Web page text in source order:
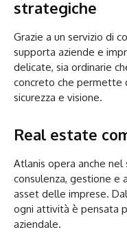
strategiche
Grazie a un servizio di
supporta aziende e
delicate, sia ordinarie
concreto che permette
sicurezza e visione.
Real estate
Atlanis opera anche
consulenza, gestione e
asset delle imprese.
ogni attività è pensata
aziendale.